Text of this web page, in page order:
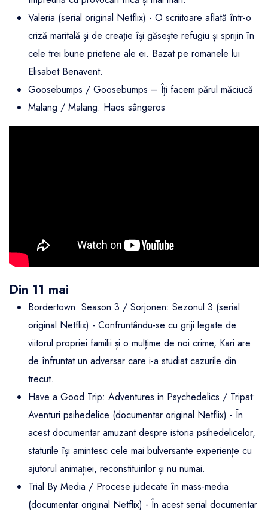
Valeria (serial original Netflix) - O scriitoare aflată într-o
criză maritală și de creație își găsește refugiu și sprijin în
cele trei bune prietene ale ei. Bazat pe romanele lui
Elisabet Benavent.
Goosebumps / Goosebumps – Îți facem părul măciucă
Malang / Malang: Haos sângeros
Din 11 mai
Bordertown: Season 3 / Sorjonen: Sezonul 3 (serial
original Netflix) - Confruntându-se cu griji legate de
viitorul propriei familii și o mulțime de noi crime, Kari are
de înfruntat un adversar care i-a studiat cazurile din
trecut.
Have a Good Trip: Adventures in Psychedelics / Tripat:
Aventuri psihedelice (documentar original Netflix) - În
acest documentar amuzant despre istoria psihedelicelor,
staturile își amintesc cele mai bulversante experiențe cu
ajutorul animației, reconstituirilor și nu numai.
Trial By Media / Procese judecate în mass-media
(documentar original Netflix) - În acest serial documentar